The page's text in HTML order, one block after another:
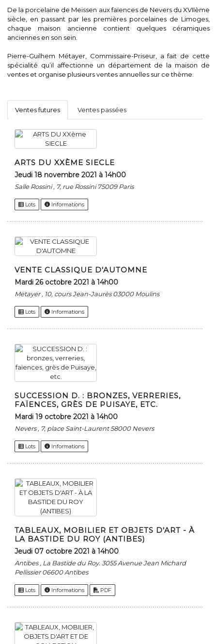
De la porcelaine de Meissen aux faïences de Nevers du XVIIème
siècle, en passant par les premières porcelaines de Limoges,
chaque maison ancienne contient quelques céramiques
anciennes en son sein.
Pierre-Guilhem Métayer, Commissaire-Priseur, a fait de cette
spécialité qu’il affectionne un département de la maison de
ventes et organise plusieurs ventes annuelles sur ce thème.
Ventes futures Ventes passées
ARTS DU XXÈME SIECLE
jeudi 18 novembre 2021 à 14h00
Salle Rossini , 7, rue Rossini 75009 Paris
Lots Informations
VENTE CLASSIQUE D'AUTOMNE
mardi 26 octobre 2021 à 14h00
Metayer , 10, cours Jean-Jaurès 03000 Moulins
Lots Informations
SUCCESSION D. : BRONZES, VERRERIES,
FAÏENCES, GRÈS DE PUISAYE, ETC.
mardi 19 octobre 2021 à 14h00
Nevers , 7, place Saint-Laurent 58000 Nevers
Lots Informations
TABLEAUX, MOBILIER ET OBJETS D'ART - À
LA BASTIDE DU ROY (ANTIBES)
jeudi 07 octobre 2021 à 14h00
Antibes , La Bastide du Roy. 3055 Avenue Jean Michard
Pellissier 06600 Antibes
Lots Informations PDF